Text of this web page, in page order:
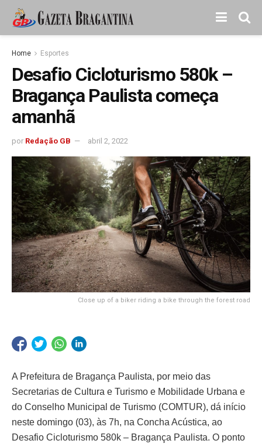
Home Esportes
Desafio Cicloturismo 580k –
Bragança Paulista começa
amanhã
por Redação GB abril 2, 2022
Close up of a biker riding a bike through the forest road
A Prefeitura de Bragança Paulista, por meio das
Secretarias de Cultura e Turismo e Mobilidade Urbana e
do Conselho Municipal de Turismo (COMTUR), dá início
neste domingo (03), às 7h, na Concha Acústica, ao
Desafio Cicloturismo 580k – Bragança Paulista. O ponto